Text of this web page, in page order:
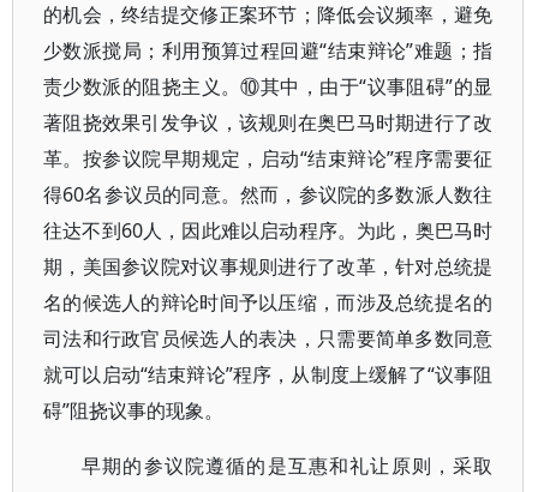
的机会，终结提交修正案环节；降低会议频率，避免
少数派搅局；利用预算过程回避“结束辩论”难题；指
责少数派的阻挠主义。⑩其中，由于“议事阻碍”的显
著阻挠效果引发争议，该规则在奥巴马时期进行了改
革。按参议院早期规定，启动“结束辩论”程序需要征
得60名参议员的同意。然而，参议院的多数派人数往
往达不到60人，因此难以启动程序。为此，奥巴马时
期，美国参议院对议事规则进行了改革，针对总统提
名的候选人的辩论时间予以压缩，而涉及总统提名的
司法和行政官员候选人的表决，只需要简单多数同意
就可以启动“结束辩论”程序，从制度上缓解了“议事阻
碍”阻挠议事的现象。
早期的参议院遵循的是互惠和礼让原则，采取